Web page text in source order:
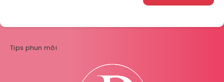
Tips phun môi